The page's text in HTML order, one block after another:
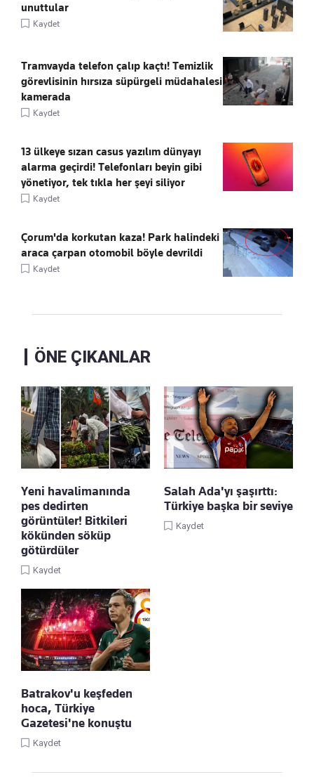
unuttular
Kaydet
Tramvayda telefon çalıp kaçtı! Temizlik
görevlisinin hırsıza süpürgeli müdahalesi
kamerada
Kaydet
13 ülkeye sızan casus yazılım dünyayı
alarma geçirdi! Telefonları beyin gibi
yönetiyor, tek tıkla her şeyi siliyor
Kaydet
Çorum'da korkutan kaza! Park halindeki
araca çarpan otomobil böyle devrildi
Kaydet
ÖNE ÇIKANLAR
Yeni havalimanında
pes dedirten
görüntüler! Bitkileri
kökünden söküp
götürdüler
Kaydet
Salah Ada'yı şaşırttı:
Türkiye başka bir seviye
Kaydet
Batrakov'u keşfeden
hoca, Türkiye
Gazetesi'ne konuştu
Kaydet